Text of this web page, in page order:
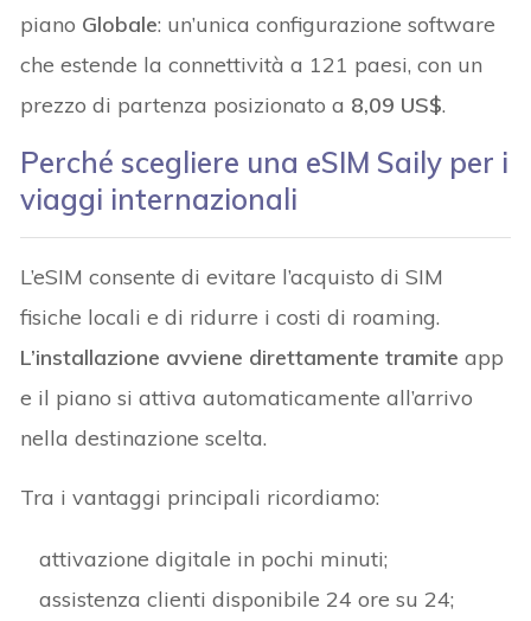
piano Globale: un’unica configurazione software
che estende la connettività a 121 paesi, con un
prezzo di partenza posizionato a 8,09 US$.
Perché scegliere una eSIM Saily per i
viaggi internazionali
L’eSIM consente di evitare l’acquisto di SIM
fisiche locali e di ridurre i costi di roaming.
L’installazione avviene direttamente tramite app
e il piano si attiva automaticamente all’arrivo
nella destinazione scelta.
Tra i vantaggi principali ricordiamo:
attivazione digitale in pochi minuti;
assistenza clienti disponibile 24 ore su 24;